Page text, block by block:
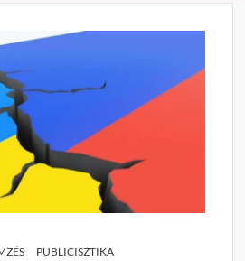
PUBLICISZTIKA